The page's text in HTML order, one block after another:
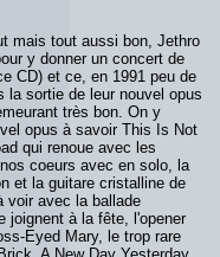
mais tout aussi bon, Jethro
y donner un concert de
CD) et ce, en 1991 peu de
la sortie de leur nouvel opus
très bon. On y
opus à savoir This Is Not
qui renoue avec les
coeurs avec en solo, la
et la guitare cristalline de
voir avec la ballade
joignent à la fête, l'opener
Eyed Mary, le trop rare